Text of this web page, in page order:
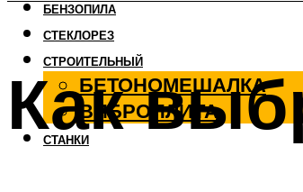
БЕНЗОПИЛА
СТЕКЛОРЕЗ
СТРОИТЕЛЬНЫЙ
БЕТОНОМЕШАЛКА
ВИБРОПЛИТА
СТАНКИ
Как